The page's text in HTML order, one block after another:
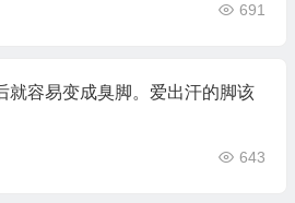
691
就容易变成臭脚。爱出汗的脚该
643